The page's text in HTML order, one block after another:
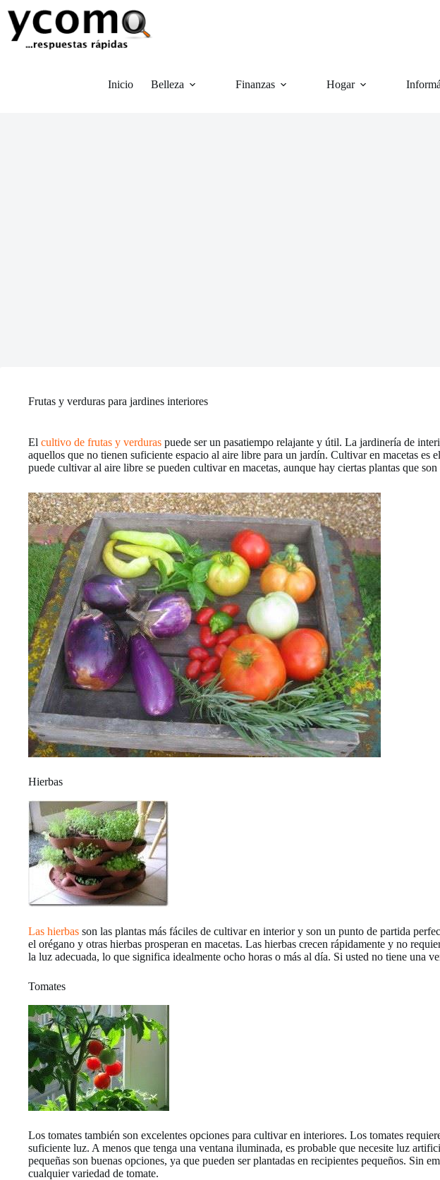
contenido
Inicio Belleza Finanzas Hogar
Frutas y verduras para jardines interiores
El cultivo de frutas y verduras puede ser un pasatiempo relajante y útil. La jardinería de
aquellos que no tienen suficiente espacio al aire libre para un jardín. Cultivar en macetas
puede cultivar al aire libre se pueden cultivar en macetas, aunque hay ciertas plantas que
Hierbas
Las hierbas son las plantas más fáciles de cultivar en interior y son un punto de partida
el orégano y otras hierbas prosperan en macetas. Las hierbas crecen rápidamente y no
la luz adecuada, lo que significa idealmente ocho horas o más al día. Si usted no tiene una
Tomates
Los tomates también son excelentes opciones para cultivar en interiores. Los tomates
suficiente luz. A menos que tenga una ventana iluminada, es probable que necesite luz
pequeñas son buenas opciones, ya que pueden ser plantadas en recipientes pequeños. Sin
cualquier variedad de tomate.